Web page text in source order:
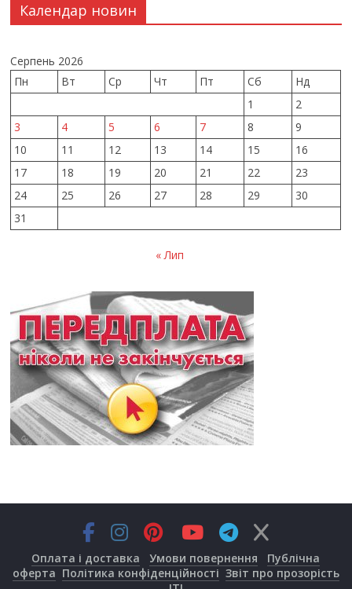
Календар новин
Серпень 2026
Пн
Вт Ср Чт Пт Сб
Нд
1
2
3
4 5 6 7 8
9
10
11 12 13 14 15
16
17
18 19 20 21 22
23
24
25 26 27 28 29
30
31
« Лип
Оплата і доставка Умови повернення
Публічна
оферта Політика конфіденційності Звіт про прозорість